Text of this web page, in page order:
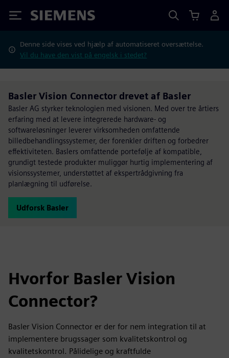
Siemens
Denne side vises ved hjælp af automatiseret oversættelse.
Vil du have den vist på engelsk i stedet?
Basler Vision Connector drevet af Basler
Basler AG styrker teknologien med visionen. Med over tre årtiers
erfaring med at levere integrerede hardware- og
softwareløsninger leverer virksomheden omfattende
billedbehandlingssystemer, der forenkler driften og forbedrer
effektiviteten. Baslers omfattende portefølje af kompatible,
grundigt testede produkter muliggør hurtig implementering af
visionssystemer, understøttet af ekspertrådgivning fra
planlægning til udførelse.
Udforsk Basler
Hvorfor Basler Vision
Connector?
Basler Vision Connector er der for nem integration til at
implementere brugssager som kvalitetskontrol og
kvalitetskontrol. Pålidelige og kraftfulde